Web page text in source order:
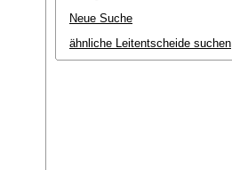
Neue Suche
ähnliche Leitentscheide suchen